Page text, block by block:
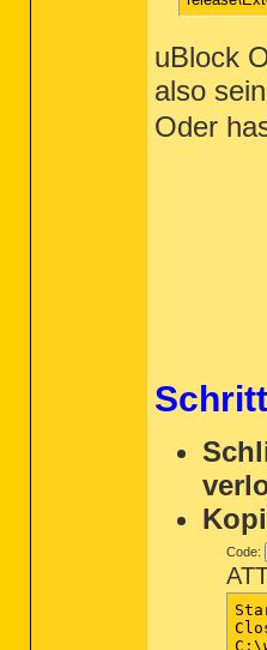
uBlock
also
Oder
Code: